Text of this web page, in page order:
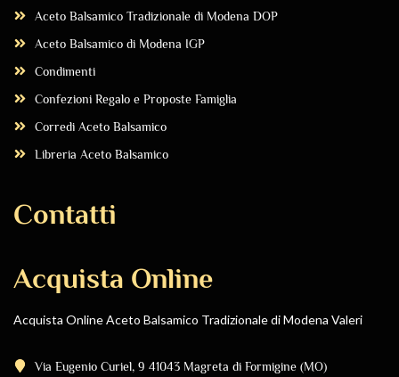
Aceto Balsamico Tradizionale di Modena DOP
Aceto Balsamico di Modena IGP
Condimenti
Confezioni Regalo e Proposte Famiglia
Corredi Aceto Balsamico
Libreria Aceto Balsamico
Contatti
Acquista Online
Acquista Online Aceto Balsamico Tradizionale di Modena Valeri
Via Eugenio Curiel, 9 41043 Magreta di Formigine (MO)